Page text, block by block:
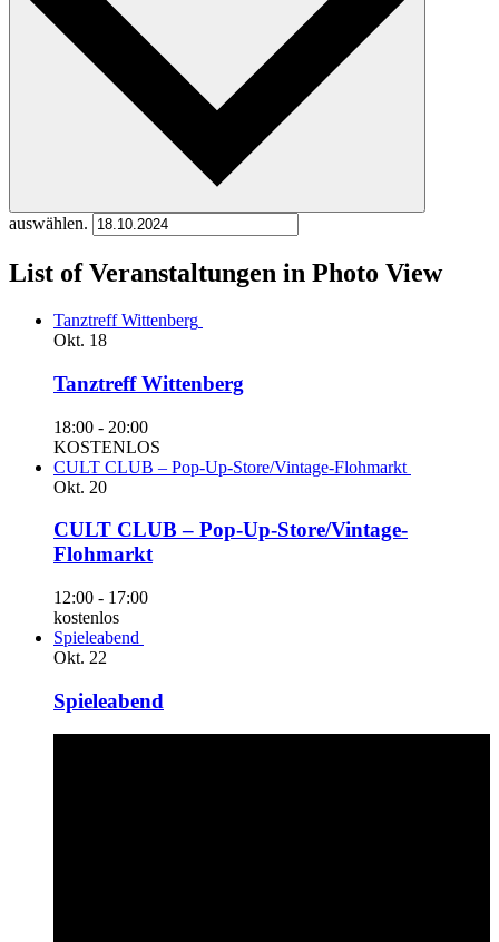
auswählen.
List of Veranstaltungen in Photo View
Tanztreff Wittenberg
Okt. 18
Tanztreff Wittenberg
18:00 - 20:00
KOSTENLOS
CULT CLUB – Pop-Up-Store/Vintage-Flohmarkt
Okt. 20
CULT CLUB – Pop-Up-Store/Vintage-
Flohmarkt
12:00 - 17:00
kostenlos
Spieleabend
Okt. 22
Spieleabend